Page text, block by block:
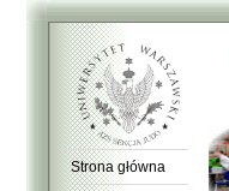
Strona główna